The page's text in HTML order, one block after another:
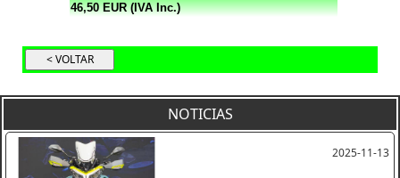
46,50 EUR (IVA Inc.)
NOTICIAS
2025-11-13